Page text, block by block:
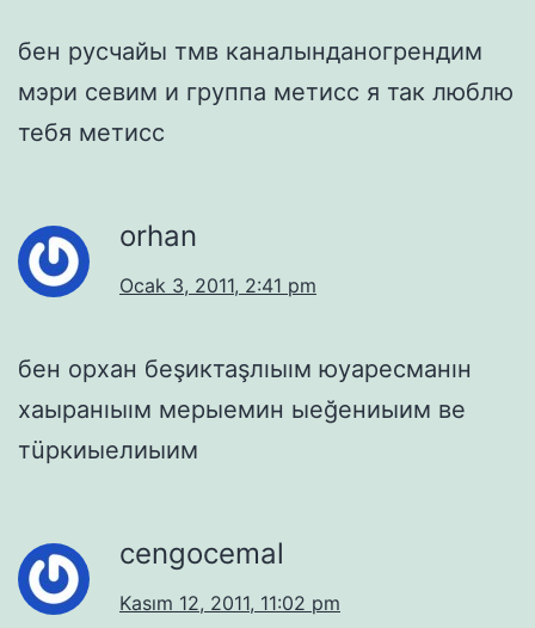
бен русчайы тмв каналынданогрендим
мэри севим и группа метисс я так люблю
тебя метисс
orhan
Ocak 3, 2011, 2:41 pm
бен орхан беşиктаşлıыıм юуаресманıн
хаыранıыıм мерыемин ыеğениыим ве
тüркиыелиыим
cengocemal
Kasım 12, 2011, 11:02 pm